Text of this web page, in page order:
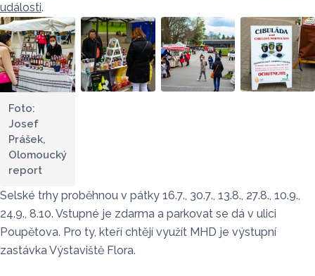
události.
Foto:
Josef
Prášek,
Olomoucký
report
Selské trhy proběhnou v pátky 16.7., 30.7., 13.8., 27.8., 10.9.,
24.9., 8.10. Vstupné je zdarma a parkovat se dá v ulici
Poupětova. Pro ty, kteří chtějí využít MHD je výstupní
zastávka Výstaviště Flora.